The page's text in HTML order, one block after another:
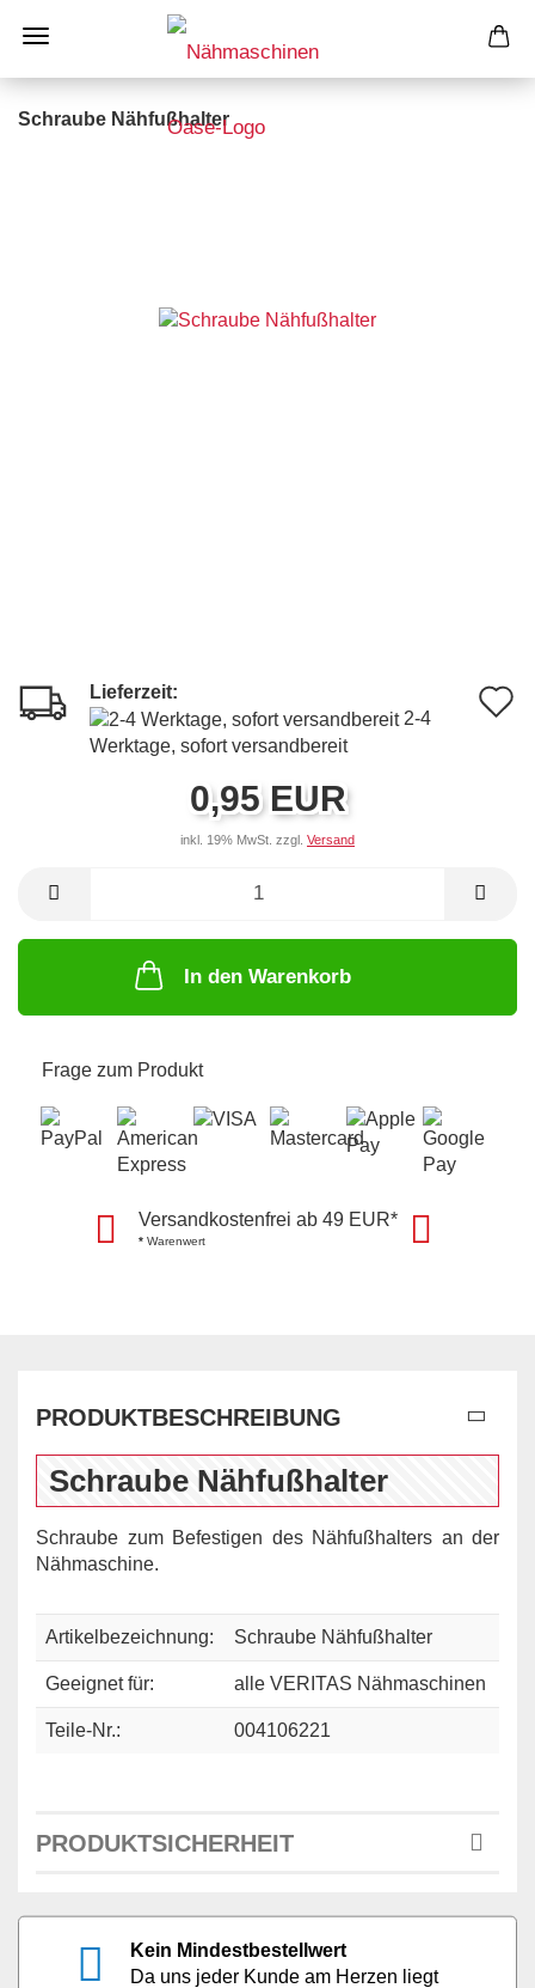
Schraube Nähfußhalter
Lieferzeit:
2-4
Werktage, sofort versandbereit
0,95 EUR
inkl. 19% MwSt. zzgl. Versand
In den Warenkorb
Frage zum Produkt
Versandkostenfrei ab 49 EUR*
*Warenwert
PRODUKTBESCHREIBUNG
Schraube Nähfußhalter
Schraube zum Befestigen des Nähfußhalters an der
Nähmaschine.
Artikelbezeichnung: Schraube Nähfußhalter
Geeignet für: alle VERITAS Nähmaschinen
Teile-Nr.: 004106221
PRODUKTSICHERHEIT
Kein Mindestbestellwert
Da uns jeder Kunde am Herzen liegt